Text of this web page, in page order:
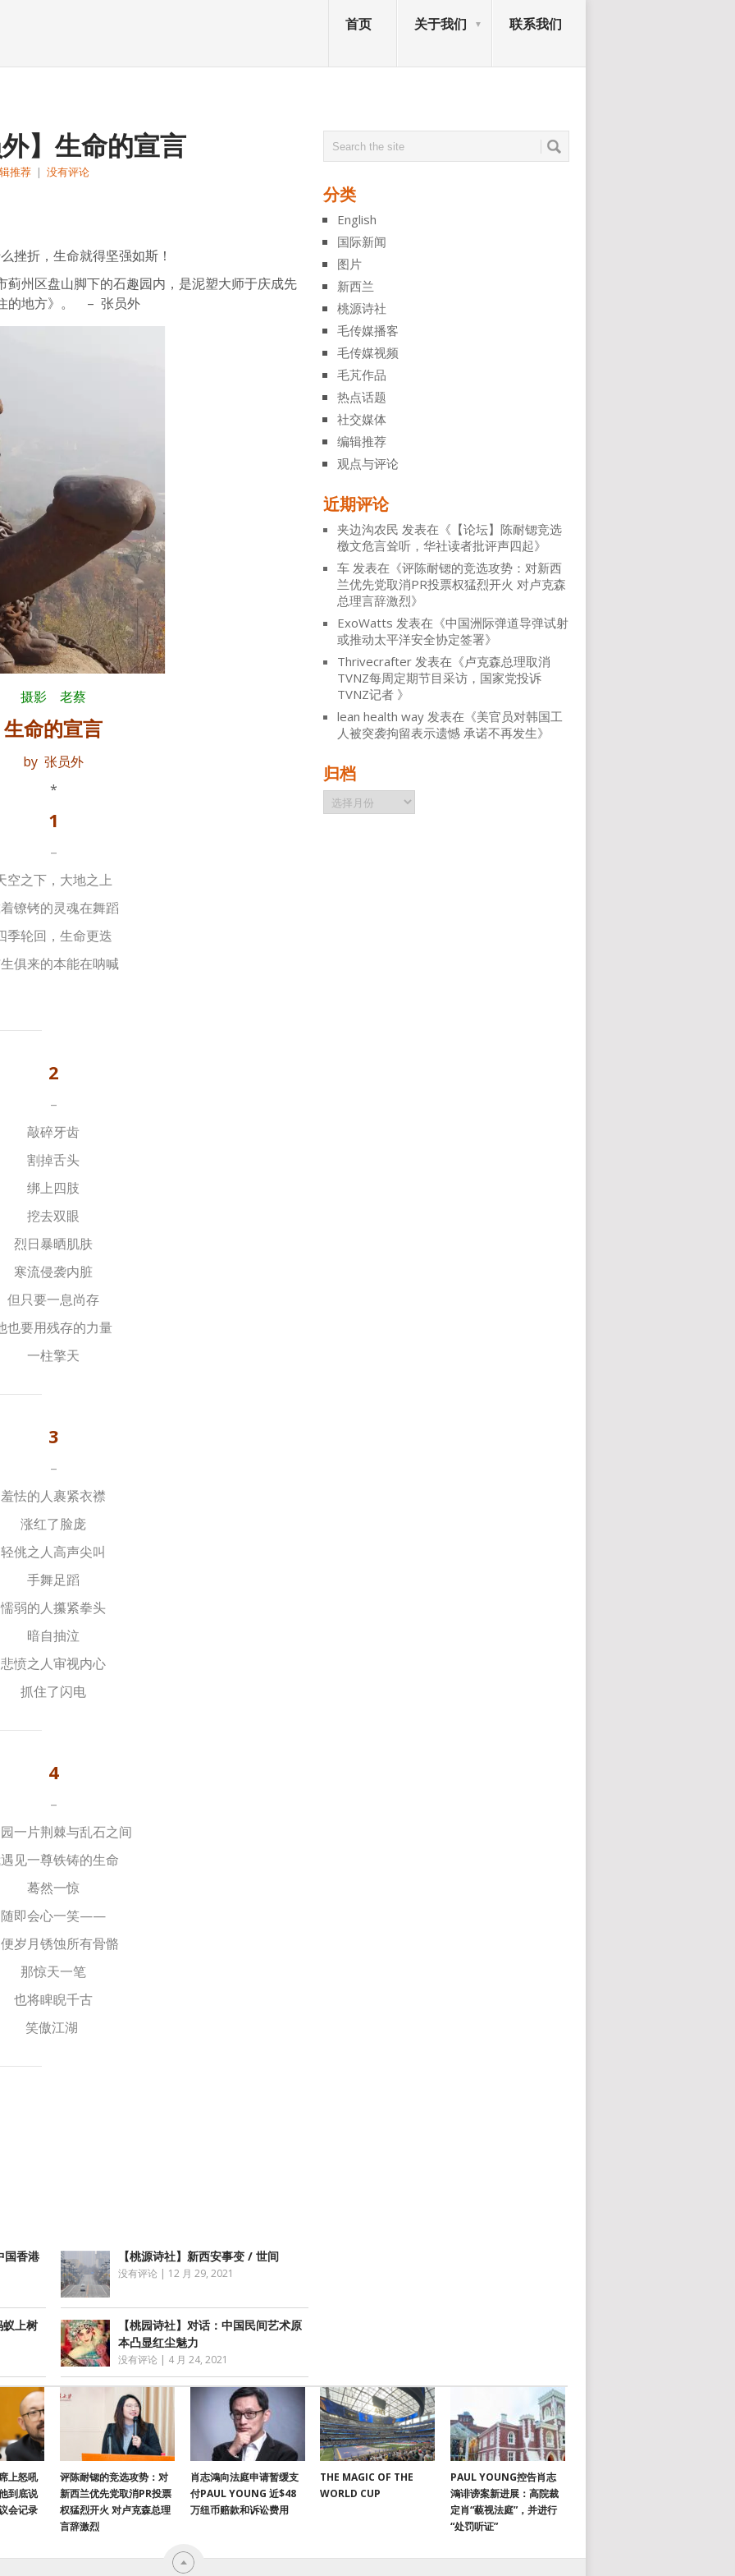
首页 关于我们 联系我们
】生命的宣言
推荐 | 没有评论
挫折，生命就得坚强如斯！
蓟州区盘山脚下的石趣园内，是泥塑大师于庆成先
的地方》。 – 张员外
摄影 老蔡
生命的宣言
by 张员外
*
1
–
空之下，大地之上
镣铐的灵魂在舞蹈
季轮回，生命更迭
俱来的本能在呐喊
2
–
敲碎牙齿
割掉舌头
绑上四肢
挖去双眼
烈日暴晒肌肤
寒流侵袭内脏
但只要一息尚存
也要用残存的力量
一柱擎天
3
–
羞怯的人裹紧衣襟
涨红了脸庞
轻佻之人高声尖叫
手舞足蹈
懦弱的人攥紧拳头
暗自抽泣
悲愤之人审视内心
抓住了闪电
4
–
一片荆棘与乱石之间
见一尊铁铸的生命
蓦然一惊
随即会心一笑——
岁月锈蚀所有骨骼
那惊天一笔
也将睥睨千古
笑傲江湖
国香港 【桃源诗社】新西安事变 / 世间
没有评论 | 12 月 29, 2021
蚁上树
【桃园诗社】对话：中国民间艺术原
本凸显红尘魅力
没有评论 | 4 月 24, 2021
分类
English
国际新闻
图片
新西兰
桃源诗社
毛传媒播客
毛传媒视频
毛芃作品
热点话题
社交媒体
编辑推荐
观点与评论
近期评论
夹边沟农民 发表在《 【论坛】陈耐锶竞选
檄文危言耸听，华社读者批评声四起》
车 发表在《评陈耐锶的竞选攻势：对新西
兰优先党取消PR投票权猛烈开火 对卢克森
总理言辞激烈》
ExoWatts 发表在《中国洲际弹道导弹试射
或推动太平洋安全协定签署》
Thrivecrafter 发表在《卢克森总理取消
TVNZ每周定期节目采访，国家党投诉
TVNZ记者 》
lean health way 发表在《美官员对韩国工
人被突袭拘留表示遗憾 承诺不再发生》
归档
归
档
上怒吼
到底说
会记录
评陈耐锶的竞选攻势：对
新西兰优先党取消PR投票
权猛烈开火 对卢克森总理
言辞激烈
肖志鴻向法庭申请暂缓支
付PAUL YOUNG 近$48
万纽币赔款和诉讼费用
THE MAGIC OF THE
WORLD CUP
PAUL YOUNG控告肖志
鴻诽谤案新进展：高院裁
定肖“藐视法庭”，并进行
“处罚听证”